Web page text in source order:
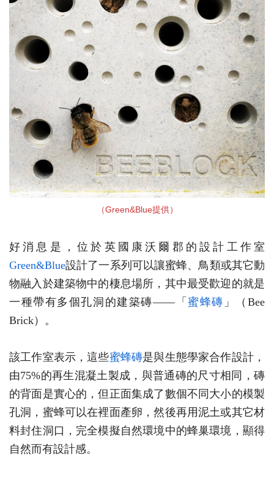
（Green&Blue提供）
好消息是，位於英國康沃爾郡的設計工作室
Green&Blue設計了一系列可以讓蜜蜂、鳥類或其它動
物融入於建築物中的棲息場所，其中最受歡迎的就是
一種帶有多個孔洞的建築磚——「蜜蜂磚 」（Bee
Brick）。
該工作室表示，這些蜜蜂磚是與生態學家合作設計，
由75%的再生混凝土製成，與普通磚的尺寸相同，磚
的背面是實心的，但正面集成了數個不同大小的模製
孔洞，蜜蜂可以在裡面產卵，然後再用泥土或其它材
料封住洞口，完全模擬自然環境中的蜂巢環境，顯得
自然而有設計感。